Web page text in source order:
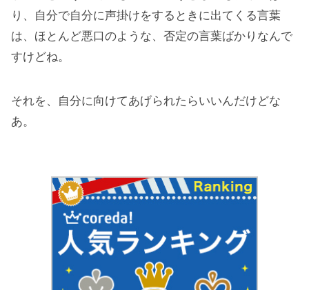
り、自分で自分に声掛けをするときに出てくる言葉
は、ほとんど悪口のような、否定の言葉ばかりなんで
すけどね。
それを、自分に向けてあげられたらいいんだけどな
あ。